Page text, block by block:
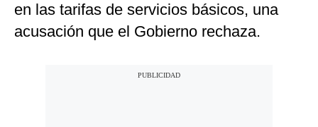
en las tarifas de servicios básicos, una
acusación que el Gobierno rechaza.